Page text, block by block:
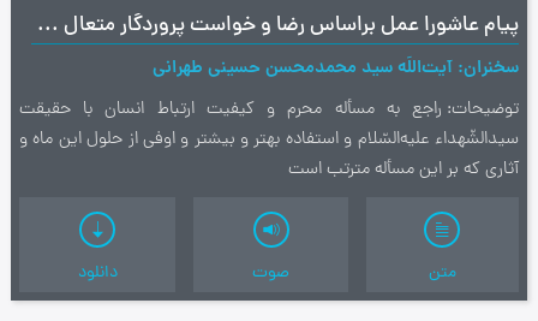
پیام عاشورا عمل براساس رضا و خواست پروردگار متعال در همه شؤون زندگی - سلوک خانواده - مبانی سیر و سلوک الی اللَه - طهران - ج40 - آیت‌ الله سید محمد محسن طهرانی
سخنران آیت‌اللَه سید محمدمحسن حسینی طهرانی
توضیحات راجع به مسأله محرم و كیفیت ارتباط انسان با حقیقت
سیدالشّهداء علیه‌السّلام و استفاده بهتر و بیشتر و اوفی از حلول این ماه و
آثاری كه بر این مسأله مترتب است
متن صوت دانلود